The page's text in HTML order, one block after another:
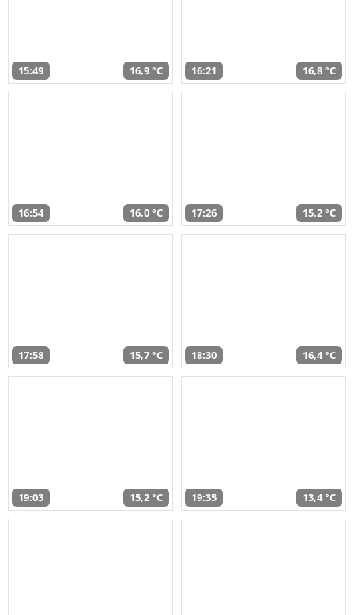
15:49 16,9 °C 16:21 16,8 °C
16:54 16,0 °C 17:26 15,2 °C
17:58 15,7 °C 18:30 16,4 °C
19:03 15,2 °C 19:35 13,4 °C